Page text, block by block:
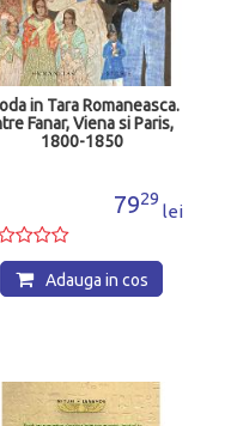
Revolutia greaca de la
1821 pe teritoriul Moldovei
si Tarii Romanesti
52 lei
Adauga in cos